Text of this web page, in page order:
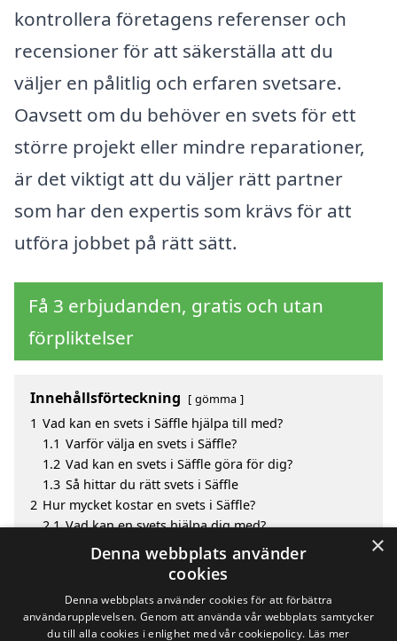
kontrollera företagens referenser och
recensioner för att säkerställa att du
väljer en pålitlig och erfaren svetsare.
Oavsett om du behöver en svets för ett
större projekt eller mindre reparationer,
är det viktigt att du väljer rätt partner
som har den expertis som krävs för att
utföra jobbet på rätt sätt.
Få 3 erbjudanden, gratis och utan
förpliktelser
Innehållsförteckning gömma
1 Vad kan en svets i Säffle hjälpa till med?
1.1 Varför välja en svets i Säffle?
1.2 Vad kan en svets i Säffle göra för dig?
1.3 Så hittar du rätt svets i Säffle
2 Hur mycket kostar en svets i Säffle?
2.1 Vad kan en svets hjälpa dig med?
Fördelar med att välja svets i Säffle
Sök efter en skicklig svets i de omgivande städerna
×
Denna webbplats använder
cookies
Denna webbplats använder cookies för att förbättra
användarupplevelsen. Genom att använda vår webbplats samtycker
du till alla cookies i enlighet med vår cookiepolicy. Läs mer